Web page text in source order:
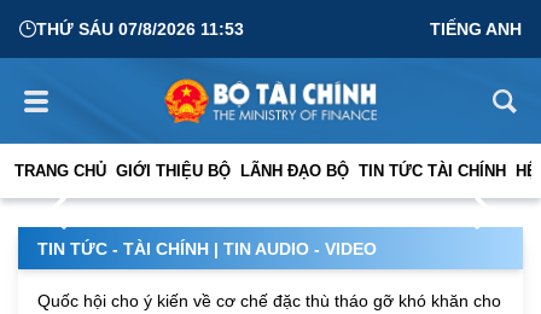
THỨ SÁU 07/8/2026 11:53 TIẾNG ANH
TRANG CHỦ GIỚI THIỆU BỘ LÃNH ĐẠO BỘ TIN TỨC TÀI CHÍNH HỆ
Tăng cường giám sát, đánh giá hiệu quả thực hiện giải
ngân vốn đầu tư công
TIN TỨC - TÀI CHÍNH | TIN AUDIO - VIDEO
Quốc hội cho ý kiến về cơ chế đặc thù tháo gỡ khó khăn cho